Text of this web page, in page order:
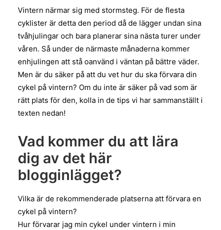
Vintern närmar sig med stormsteg. För de flesta
cyklister är detta den period då de lägger undan sina
tvåhjulingar och bara planerar sina nästa turer under
våren. Så under de närmaste månaderna kommer
enhjulingen att stå oanvänd i väntan på bättre väder.
Men är du säker på att du vet hur du ska förvara din
cykel på vintern? Om du inte är säker på vad som är
rätt plats för den, kolla in de tips vi har sammanställt i
texten nedan!
Vad kommer du att lära
dig av det här
blogginlägget?
Vilka är de rekommenderade platserna att förvara en
cykel på vintern?
Hur förvarar jag min cykel under vintern i min